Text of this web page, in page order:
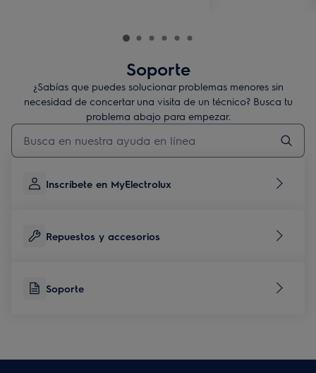
Soporte
¿Sabías que puedes solucionar problemas menores sin
necesidad de concertar una visita de un técnico? Busca tu
problema abajo para empezar.
Escribe para buscar un artículo de soporte
Inscríbete en MyElectrolux
Repuestos y accesorios
Soporte